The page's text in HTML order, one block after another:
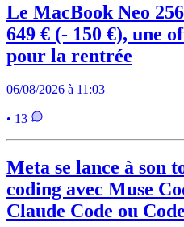
Le MacBook Neo
649 € (- 150 €), une
pour la rentrée
06/08/2026 à 11:03
• 13
Meta se lance à son
coding avec Muse
Claude Code ou